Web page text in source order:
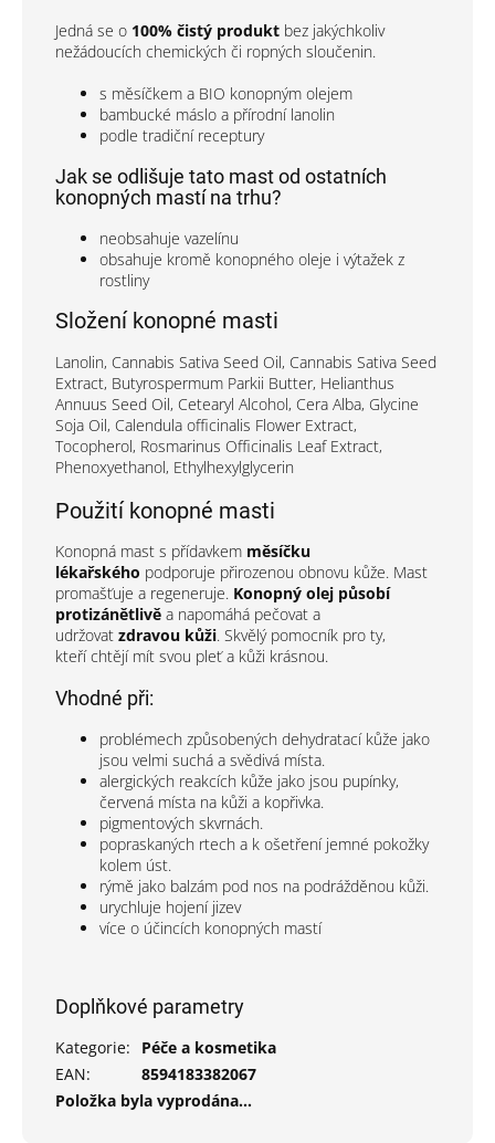
Jedná se o 100% čistý produkt bez jakýchkoliv
nežádoucích chemických či ropných sloučenin.
s měsíčkem a BIO konopným olejem
bambucké máslo a přírodní lanolin
podle tradiční receptury
Jak se odlišuje tato mast od ostatních
konopných mastí na trhu?
neobsahuje vazelínu
obsahuje kromě konopného oleje i výtažek z
rostliny
Složení konopné masti
Lanolin, Cannabis Sativa Seed Oil, Cannabis Sativa Seed
Extract, Butyrospermum Parkii Butter, Helianthus
Annuus Seed Oil, Cetearyl Alcohol, Cera Alba, Glycine
Soja Oil, Calendula officinalis Flower Extract,
Tocopherol, Rosmarinus Officinalis Leaf Extract,
Phenoxyethanol, Ethylhexylglycerin
Použití konopné masti
Konopná mast s přídavkem měsíčku
lékařského podporuje přirozenou obnovu kůže. Mast
promašťuje a regeneruje. Konopný olej působí
protizánětlivě a napomáhá pečovat a
udržovat zdravou kůži. Skvělý pomocník pro ty,
kteří chtějí mít svou pleť a kůži krásnou.
Vhodné při:
problémech způsobených dehydratací kůže jako
jsou velmi suchá a svědivá místa.
alergických reakcích kůže jako jsou pupínky,
červená místa na kůži a kopřivka.
pigmentových skvrnách.
popraskaných rtech a k ošetření jemné pokožky
kolem úst.
rýmě jako balzám pod nos na podrážděnou kůži.
urychluje hojení jizev
více o účincích konopných mastí
Doplňkové parametry
Kategorie:
Péče a kosmetika
EAN:
8594183382067
Položka byla vyprodána…